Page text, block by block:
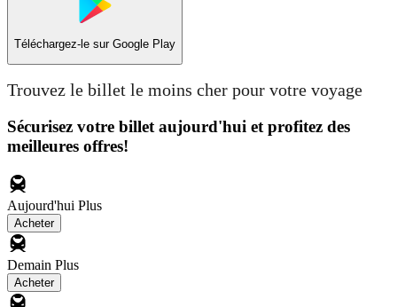
Téléchargez-le sur Google Play
Trouvez le billet le moins cher pour votre voyage
Sécurisez votre billet aujourd'hui et profitez des
meilleures offres!
Aujourd'hui Plus
Acheter
Demain Plus
Acheter